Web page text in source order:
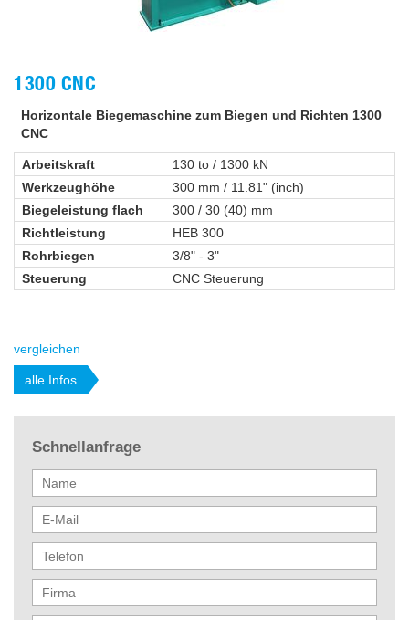
1300 CNC
Horizontale Biegemaschine zum Biegen und Richten 1300
CNC
Arbeitskraft
130 to / 1300 kN
Werkzeughöhe
300 mm / 11.81" (inch)
Biegeleistung flach
300 / 30 (40) mm
Richtleistung
HEB 300
Rohrbiegen
3/8" - 3"
Steuerung
CNC Steuerung
vergleichen
alle Infos
Schnellanfrage